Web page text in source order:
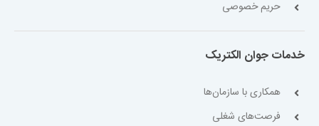
حریم خصوصی
خدمات جوان الکتریک
همکاری با سازمان‌ها
فرصت‌های شغلی